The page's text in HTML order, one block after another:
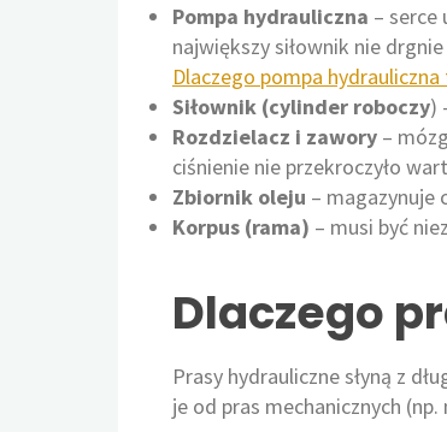
Pompa hydrauliczna – serce
największy siłownik nie
Dlaczego pompa
Siłownik (cylinder roboczy)
Rozdzielacz i zawory –
ciśnienie nie przekroczyło
Zbiornik oleju – magazynuje
Korpus (rama) – musi być
Dlaczego
Prasy hydrauliczne słyną z
je od pras mechanicznych